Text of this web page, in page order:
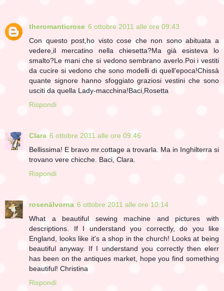
theromanticrose 6 ottobre 2011 alle ore 09:43
Con questo post,ho visto cose che non sono abituata a
vedere,il mercatino nella chiesetta?Ma già esisteva lo
smalto?Le mani che si vedono sembrano averlo.Poi i vestiti
da cucire si vedono che sono modelli di quell'epoca!Chissà
quante signore hanno sfoggiato graziosi vestini che sono
usciti da quella Lady-macchina!Baci,Rosetta
Rispondi
Clara 6 ottobre 2011 alle ore 09:46
Bellissima! E bravo mr.cottage a trovarla. Ma in Inghilterra si
trovano vere chicche. Baci, Clara.
Rispondi
rosenälvorna 6 ottobre 2011 alle ore 10:14
What a beautiful sewing machine and pictures with
descriptions. If I understand you correctly, do you like
England, looks like it's a shop in the church! Looks at being
beautiful anyway. If I understand you correctly then elerr
has been on the antiques market, hope you find something
beautiful! Christina
Rispondi